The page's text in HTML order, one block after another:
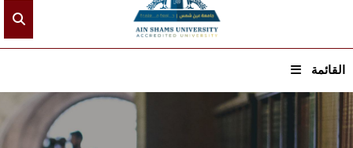
القائمة
الرئيسيـة